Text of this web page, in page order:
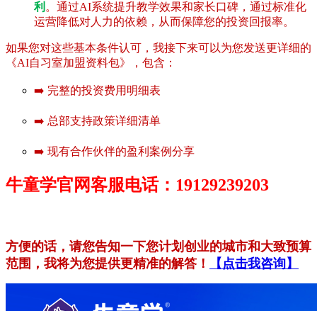
利 。通过AI系统提升教学效果和家长口碑，通过标准化
运营降低对人力的依赖，从而保障您的投资回报率。
如果您对这些基本条件认可，我接下来可以为您发送更详细的
《AI自习室加盟资料包》，包含：
➡️ 完整的投资费用明细表
➡️ 总部支持政策详细清单
➡️ 现有合作伙伴的盈利案例分享
牛童学官网客服电话：19129239203
方便的话，请您告知一下您计划创业的城市和大致预算
范围，我将为您提供更精准的解答！
【点击我咨询】